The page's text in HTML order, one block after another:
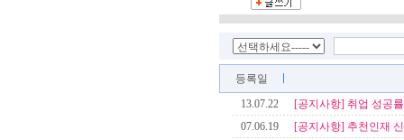
등록일
13.07.22
[공지사항] 취업 성공
07.06.19
[공지사항] 추천인재